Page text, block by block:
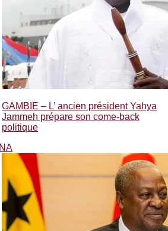
GAMBIE – L’ ancien président Yahya
Jammeh prépare son come-back
politique